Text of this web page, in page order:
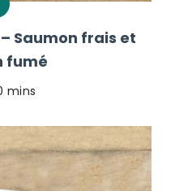
Saumon frais et
fumé
mins